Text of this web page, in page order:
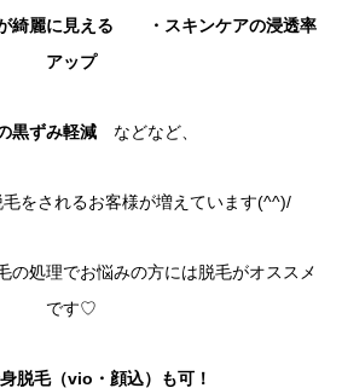
が綺麗に見える ・スキンケアの浸透率
アップ
黒ずみ軽減 などなど、
をされるお客様が増えています(^^)/
の処理でお悩みの方には脱毛がオススメ
です♡
脱毛（vio・顔込）も可！